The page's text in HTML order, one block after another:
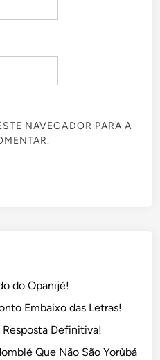
NAVEGADOR PARA A
do Opanijé!
Embaixo das Letras!
Definitiva!
Que Não São Yorùbá